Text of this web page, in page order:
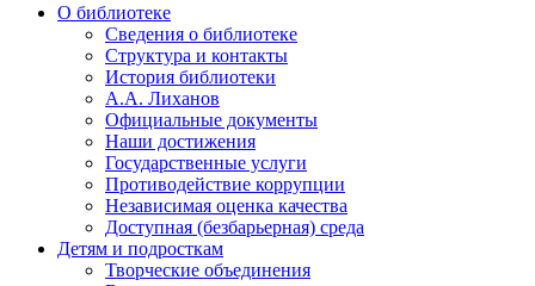
О библиотеке
Сведения о библиотеке
Структура и контакты
История библиотеки
А.А. Лиханов
Официальные документы
Наши достижения
Государственные услуги
Противодействие коррупции
Независимая оценка качества
Доступная (безбарьерная) среда
Детям и подросткам
Творческие объединения